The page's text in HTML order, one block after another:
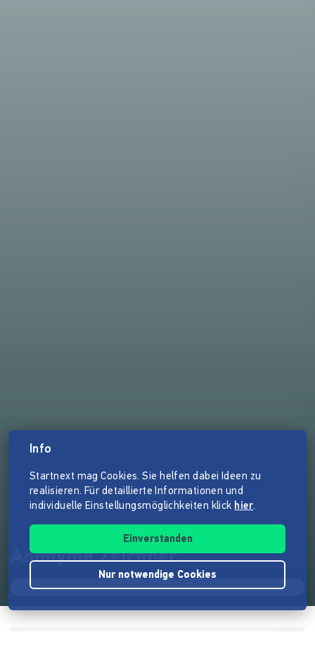
Anonyme Zeichner
Info
Startnext mag Cookies. Sie helfen dabei Ideen zu
realisieren. Für detaillierte Informationen und
individuelle Einstellungsmöglichkeiten klick hier.
Einverstanden
Nur notwendige Cookies